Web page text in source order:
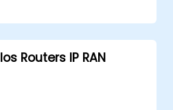
Routers IP RAN